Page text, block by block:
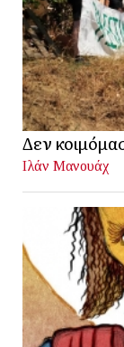
Δεν
Ιλάν Μανουάχ